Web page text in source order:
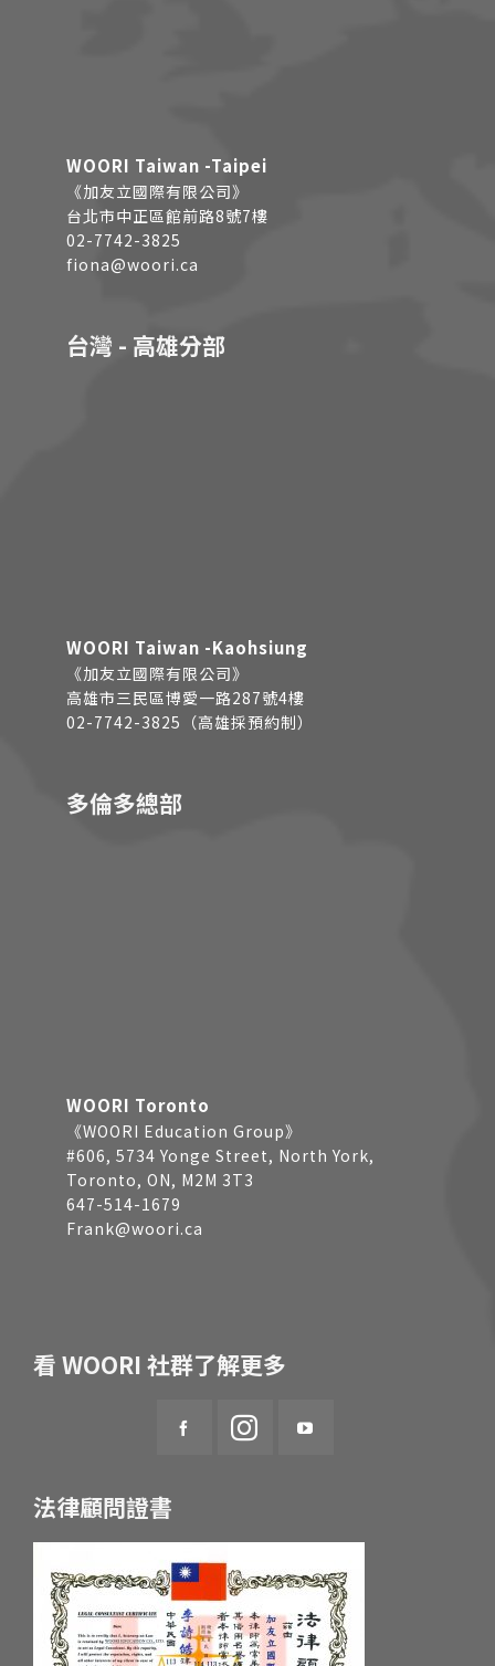
WOORI Taiwan -Taipei
《加友立國際有限公司》
台北市中正區館前路8號7樓
02-7742-3825
fiona@woori.ca
台灣 - 高雄分部
WOORI Taiwan -Kaohsiung
《加友立國際有限公司》
高雄市三民區博愛一路287號4樓
02-7742-3825（高雄採預約制）
多倫多總部
WOORI Toronto
《WOORI Education Group》
#606, 5734 Yonge Street, North York,
Toronto, ON, M2M 3T3
647-514-1679
Frank@woori.ca
看 WOORI 社群了解更多
法律顧問證書